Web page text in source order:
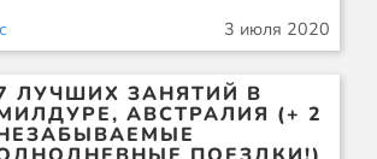
3 июля 2020
ЛУЧШИХ ЗАНЯТИЙ В
АВСТРАЛИЯ (+ 2